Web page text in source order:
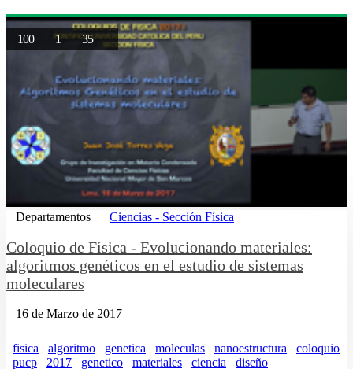
100 135
Departamentos Ciencias - Sección Física
Coloquio de Física - Evolucionando materiales:
algoritmos genéticos en el estudio de sistemas
moleculares
16 de Marzo de 2017
fisica algoritmo genetica moleculas nanoestructura
coloquio
pucp
2017 genetico materiales ciencia diseño